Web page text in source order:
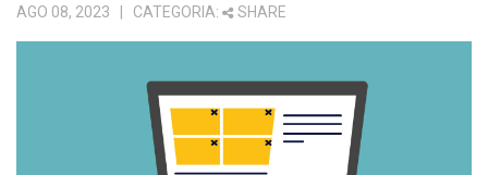
AGO 08, 2023 | CATEGORIA: SHARE